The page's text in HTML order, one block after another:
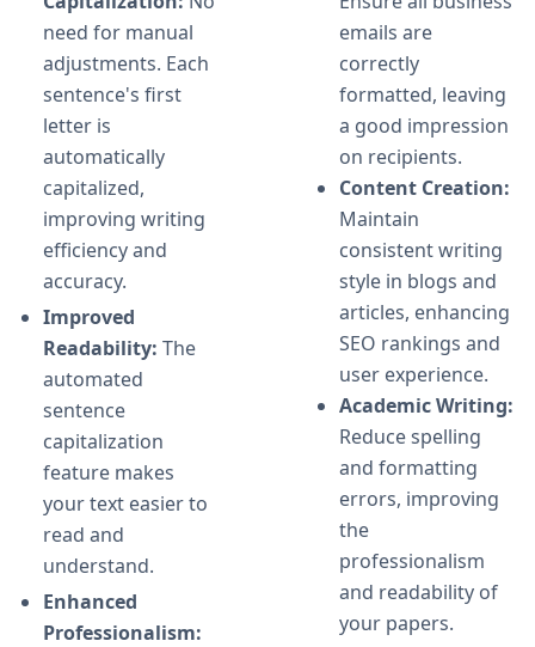
need for manual
adjustments. Each
sentence's first
letter is
automatically
capitalized,
improving writing
efficiency and
accuracy.
Improved
Readability: The
automated
sentence
capitalization
feature makes
your text easier to
read and
understand.
Enhanced
Professionalism:
emails are
correctly
formatted, leaving
a good impression
on recipients.
Content Creation:
Maintain
consistent writing
style in blogs and
articles, enhancing
SEO rankings and
user experience.
Academic Writing:
Reduce spelling
and formatting
errors, improving
the
professionalism
and readability of
your papers.